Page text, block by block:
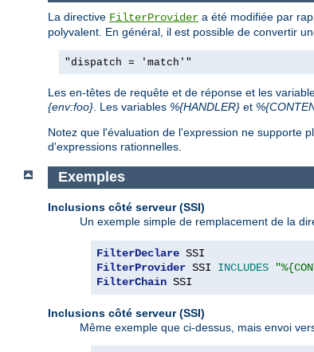
La directive FilterProvider a été modifiée par
polyvalent. En général, il est possible de convertir
"dispatch = 'match'"
Les en-têtes de requête et de réponse et les
{env:foo}. Les variables %{HANDLER} et
Notez que l'évaluation de l'expression ne supporte
d'expressions rationnelles.
Exemples
Inclusions côté serveur (SSI)
Un exemple simple de remplacement de la
FilterDeclare
FilterProvider SSI INCLUDES
FilterChain SSI
Inclusions côté serveur (SSI)
Même exemple que ci-dessus, mais envoi